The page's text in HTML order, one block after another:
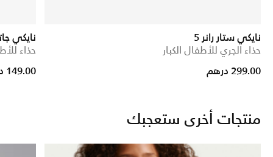
نايكي ستار رانر 5
حذاء الجري للأطفال الكبار
299.00 درهم
نايكي
حذاء
reduced from
to
149.00 درهم
منتجات أخرى ستعجبك